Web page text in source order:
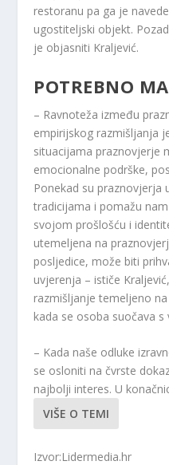
restoranu pa ga je
ugostiteljski objekt.
je objasniti Kraljević.
POTREBNO
– Ravnoteža između
empirijskog razmišljanja
situacijama praznovjerje
emocionalne podrške,
Ponekad su praznovjerja
tradicijama i pomažu
svojom prošlošću i
utemeljena na
posljedice, može biti
uvjerenja – ističe
razmišljanje temeljeno
kada se osoba suočava
– Kada naše odluke
se osloniti na čvrste
najbolji interes. U
VIŠE O TEMI
Izvor:Lidermedia.hr